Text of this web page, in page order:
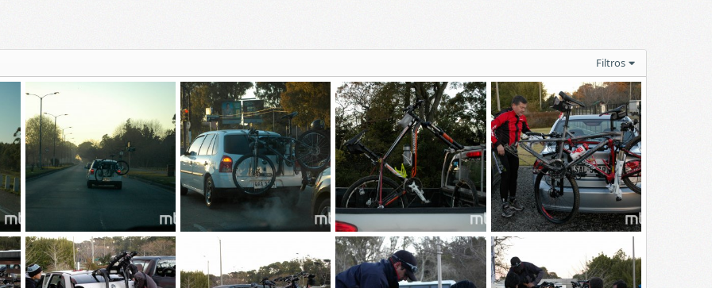
Filtros
_DSC4789
Skylined
20 Feb 2015
0
0
_DSC4788
Skylined
20 Feb 2015
0
_DSC4783
Skylined
20 Feb 2015
0
0
_DSC4782
Skylined
20 Feb 2015
0
0